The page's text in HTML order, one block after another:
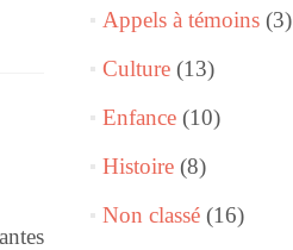
Appels à témoins(3)
Culture(13)
Enfance(10)
Histoire(8)
Non classé(16)